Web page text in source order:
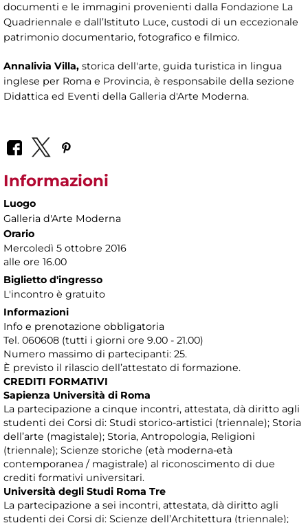
documenti e le immagini provenienti dalla Fondazione La
Quadriennale e dall’Istituto Luce, custodi di un eccezionale
patrimonio documentario, fotografico e filmico.
Annalivia Villa, storica dell'arte, guida turistica in lingua
inglese per Roma e Provincia, è responsabile della sezione
Didattica ed Eventi della Galleria d'Arte Moderna.
Informazioni
Luogo
Galleria d'Arte Moderna
Orario
Mercoledì 5 ottobre 2016
alle ore 16.00
Biglietto d'ingresso
L'incontro è gratuito
Informazioni
Info e prenotazione obbligatoria
Tel. 060608 (tutti i giorni ore 9.00 - 21.00)
Numero massimo di partecipanti: 25.
È previsto il rilascio dell’attestato di formazione.
CREDITI FORMATIVI
Sapienza Università di Roma
La partecipazione a cinque incontri, attestata, dà diritto agli
studenti dei Corsi di: Studi storico-artistici (triennale); Storia
dell’arte (magistale); Storia, Antropologia, Religioni
(triennale); Scienze storiche (età moderna-età
contemporanea / magistrale) al riconoscimento di due
crediti formativi universitari.
Università degli Studi Roma Tre
La partecipazione a sei incontri, attestata, dà diritto agli
studenti dei Corsi di: Scienze dell’Architettura (triennale);